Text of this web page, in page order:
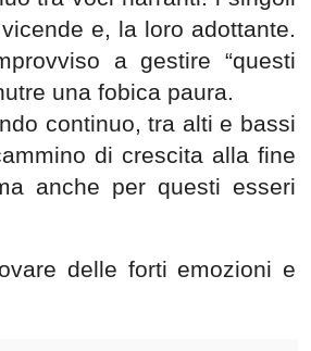
e, la loro adottante.
a gestire “questi
una fobica paura.
continuo, tra alti e bassi
di crescita alla fine
anche per questi esseri
delle forti emozioni e